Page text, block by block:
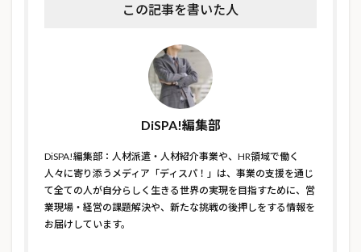
この記事を書いた人
DiSPA!編集部
DiSPA!編集部：人材派遣・人材紹介事業や、HR領域で働く
人々に寄り添うメディア「ディスパ！」は、事業の支援を通じ
て全ての人が自分らしく生きる世界の実現を目指すために、営
業現場・経営の課題解決や、新たな挑戦の後押しをする情報を
お届けしています。